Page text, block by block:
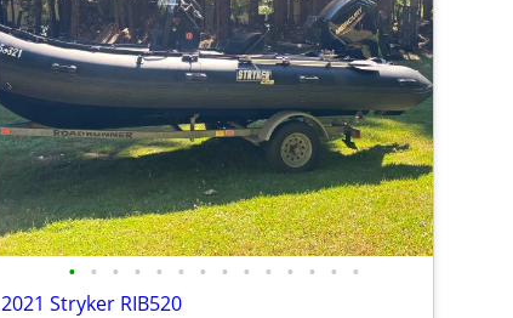
• • • • • • • • • • • • • •
2021 Stryker RIB520